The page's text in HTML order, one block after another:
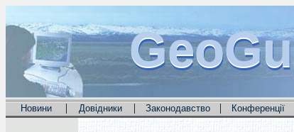
Новини | Довідники | Законодавство | Конференції